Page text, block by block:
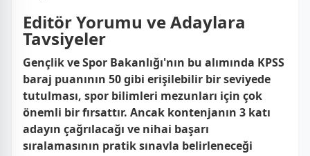
Editör Yorumu ve Adaylara
Tavsiyeler
Gençlik ve Spor Bakanlığı'nın bu alımında KPSS
baraj puanının 50 gibi erişilebilir bir seviyede
tutulması, spor bilimleri mezunları için çok
önemli bir fırsattır. Ancak kontenjanın 3 katı
adayın çağrılacağı ve nihai başarı
sıralamasının pratik sınavla belirleneceği